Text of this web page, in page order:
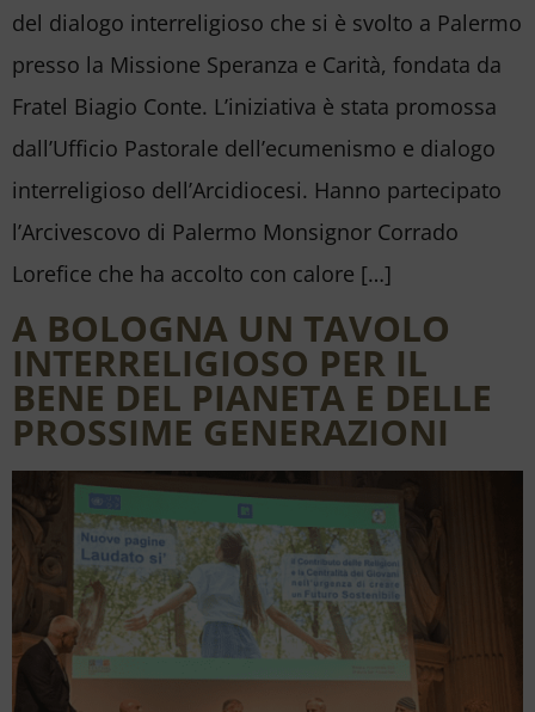
del dialogo interreligioso che si è svolto a Palermo
presso la Missione Speranza e Carità, fondata da
Fratel Biagio Conte. L’iniziativa è stata promossa
dall’Ufficio Pastorale dell’ecumenismo e dialogo
interreligioso dell’Arcidiocesi. Hanno partecipato
l’Arcivescovo di Palermo Monsignor Corrado
Lorefice che ha accolto con calore […]
A BOLOGNA UN TAVOLO
INTERRELIGIOSO PER IL
BENE DEL PIANETA E DELLE
PROSSIME GENERAZIONI